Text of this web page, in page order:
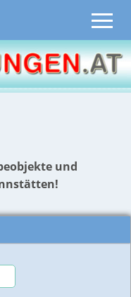
und